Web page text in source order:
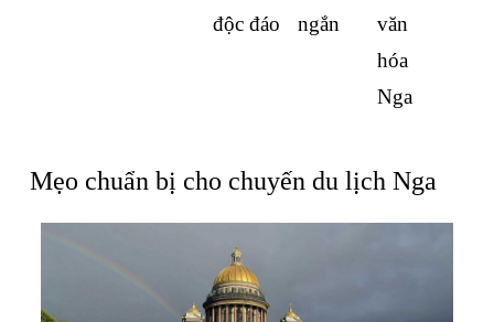
độc đáo
ngắn
văn
hóa
Nga
Mẹo chuẩn bị cho chuyến du lịch Nga